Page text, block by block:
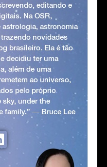
editando e
Na OSR,
astrologia, astronomia
novidades
brasileiro. Ela é tão
decidiu ter uma
além de uma
ao universo,
pelo próprio
sky, under the
family.” ― Bruce Lee